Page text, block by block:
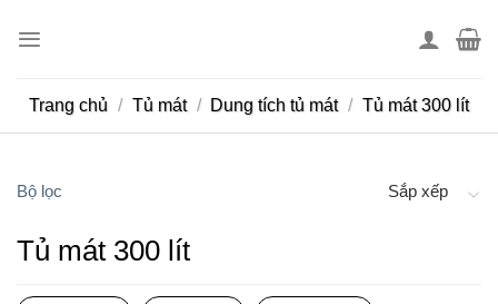
Trang chủ / Tủ mát / Dung tích tủ mát / Tủ mát 300 lít
Bộ lọc Sắp xếp
Tủ mát 300 lít